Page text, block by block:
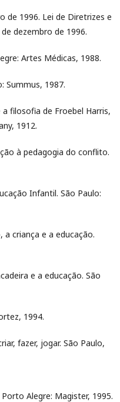
de 1996. Lei de Diretrizes e
dezembro de 1996.
Artes Médicas, 1988.
Summus, 1987.
a filosofia de Froebel Harris,
1912.
à pedagogia do conflito.
Infantil. São Paulo:
a criança e a educação.
e a educação. São
1994.
fazer, jogar. São Paulo,
Alegre: Magister, 1995.